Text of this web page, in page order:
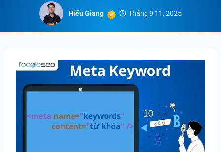
Hiếu Giang Tháng 9 11, 2025